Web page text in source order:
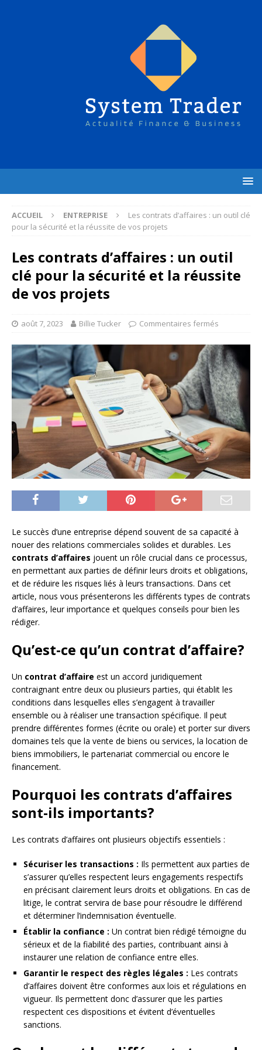
ACCUEIL ENTREPRISE
Les contrats d’affaires : un outil clé
pour la sécurité et la réussite de vos projets
Les contrats d’affaires : un outil
clé pour la sécurité et la réussite
de vos projets
août 7, 2023 Billie Tucker Commentaires fermés
Le succès d’une entreprise dépend souvent de sa capacité à
nouer des relations commerciales solides et durables. Les
contrats d’affaires jouent un rôle crucial dans ce processus,
en permettant aux parties de définir leurs droits et obligations,
et de réduire les risques liés à leurs transactions. Dans cet
article, nous vous présenterons les différents types de contrats
d’affaires, leur importance et quelques conseils pour bien les
rédiger.
Qu’est-ce qu’un contrat d’affaire?
Un contrat d’affaire est un accord juridiquement
contraignant entre deux ou plusieurs parties, qui établit les
conditions dans lesquelles elles s’engagent à travailler
ensemble ou à réaliser une transaction spécifique. Il peut
prendre différentes formes (écrite ou orale) et porter sur divers
domaines tels que la vente de biens ou services, la location de
biens immobiliers, le partenariat commercial ou encore le
financement.
Pourquoi les contrats d’affaires
sont-ils importants?
Les contrats d’affaires ont plusieurs objectifs essentiels :
Sécuriser les transactions : Ils permettent aux parties de
s’assurer qu’elles respectent leurs engagements respectifs
en précisant clairement leurs droits et obligations. En cas de
litige, le contrat servira de base pour résoudre le différend
et déterminer l’indemnisation éventuelle.
Établir la confiance : Un contrat bien rédigé témoigne du
sérieux et de la fiabilité des parties, contribuant ainsi à
instaurer une relation de confiance entre elles.
Garantir le respect des règles légales : Les contrats
d’affaires doivent être conformes aux lois et régulations en
vigueur. Ils permettent donc d’assurer que les parties
respectent ces dispositions et évitent d’éventuelles
sanctions.